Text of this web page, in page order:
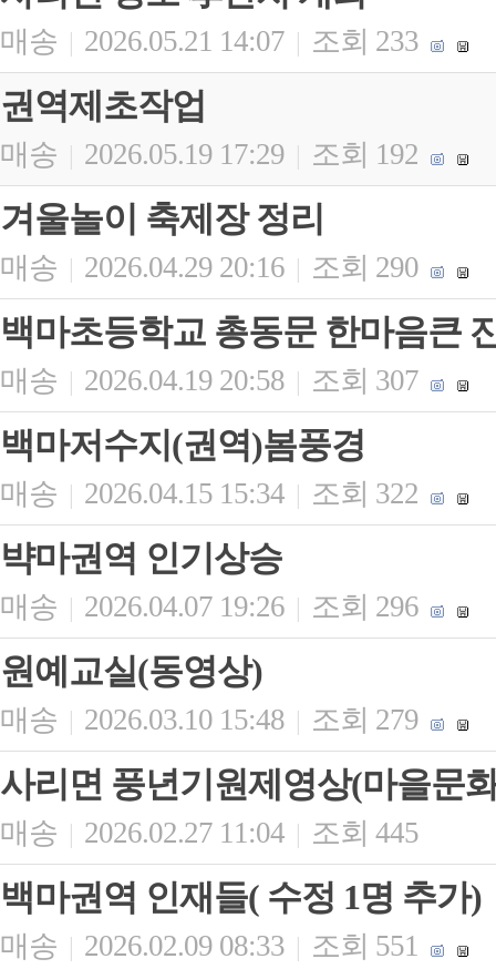
매송 | 2026.05.21 14:07 | 조회 233
권역제초작업
매송 | 2026.05.19 17:29 | 조회 192
겨울놀이 축제장 정리
매송 | 2026.04.29 20:16 | 조회 290
백마초등학교 총동문 한마음큰
매송 | 2026.04.19 20:58 | 조회 307
백마저수지(권역)봄풍경
매송 | 2026.04.15 15:34 | 조회 322
뱍마권역 인기상승
매송 | 2026.04.07 19:26 | 조회 296
원예교실(동영상)
매송 | 2026.03.10 15:48 | 조회 279
사리면 풍년기원제영상(마을문
매송 | 2026.02.27 11:04 | 조회 445
백마권역 인재들( 수정 1명 추가)
매송 | 2026.02.09 08:33 | 조회 551